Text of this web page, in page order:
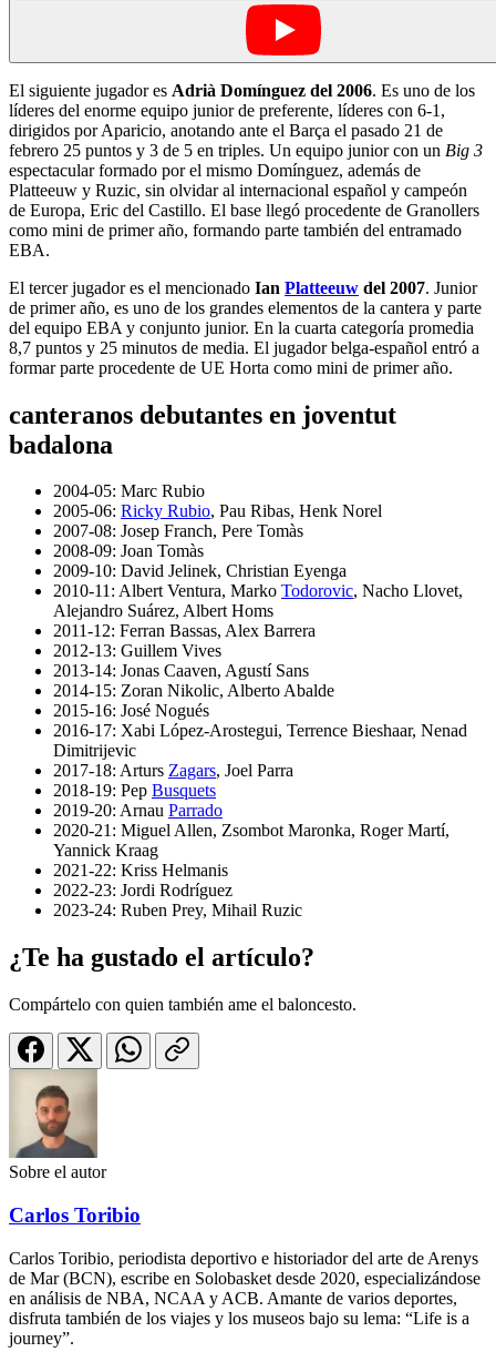
El siguiente jugador es Adrià Domínguez del 2006. Es uno de los
líderes del enorme equipo junior de preferente, líderes con 6-1,
dirigidos por Aparicio, anotando ante el Barça el pasado 21 de
febrero 25 puntos y 3 de 5 en triples. Un equipo junior con un Big 3
espectacular formado por el mismo Domínguez, además de
Platteeuw y Ruzic, sin olvidar al internacional español y campeón
de Europa, Eric del Castillo. El base llegó procedente de Granollers
como mini de primer año, formando parte también del entramado
EBA.
El tercer jugador es el mencionado Ian Platteeuw del 2007. Junior
de primer año, es uno de los grandes elementos de la cantera y parte
del equipo EBA y conjunto junior. En la cuarta categoría promedia
8,7 puntos y 25 minutos de media. El jugador belga-español entró a
formar parte procedente de UE Horta como mini de primer año.
canteranos debutantes en joventut
badalona
2004-05: Marc Rubio
2005-06: Ricky Rubio, Pau Ribas, Henk Norel
2007-08: Josep Franch, Pere Tomàs
2008-09: Joan Tomàs
2009-10: David Jelinek, Christian Eyenga
2010-11: Albert Ventura, Marko Todorovic, Nacho Llovet,
Alejandro Suárez, Albert Homs
2011-12: Ferran Bassas, Alex Barrera
2012-13: Guillem Vives
2013-14: Jonas Caaven, Agustí Sans
2014-15: Zoran Nikolic, Alberto Abalde
2015-16: José Nogués
2016-17: Xabi López-Arostegui, Terrence Bieshaar, Nenad
Dimitrijevic
2017-18: Arturs Zagars, Joel Parra
2018-19: Pep Busquets
2019-20: Arnau Parrado
2020-21: Miguel Allen, Zsombot Maronka, Roger Martí,
Yannick Kraag
2021-22: Kriss Helmanis
2022-23: Jordi Rodríguez
2023-24: Ruben Prey, Mihail Ruzic
¿Te ha gustado el artículo?
Compártelo con quien también ame el baloncesto.
Sobre el autor
Carlos Toribio
Carlos Toribio, periodista deportivo e historiador del arte de Arenys
de Mar (BCN), escribe en Solobasket desde 2020, especializándose
en análisis de NBA, NCAA y ACB. Amante de varios deportes,
disfruta también de los viajes y los museos bajo su lema: “Life is a
journey”.